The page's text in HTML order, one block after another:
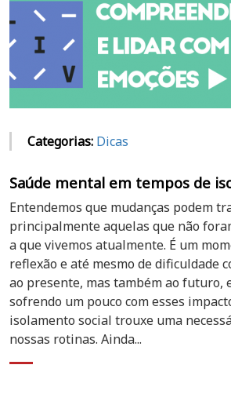
Categorias: Dicas
Saúde mental em tempos de
Entendemos que mudanças podem
principalmente aquelas que não
a que vivemos atualmente. É um
reflexão e até mesmo de dificuldade
ao presente, mas também ao futuro,
sofrendo um pouco com esses
isolamento social trouxe uma
nossas rotinas. Ainda...